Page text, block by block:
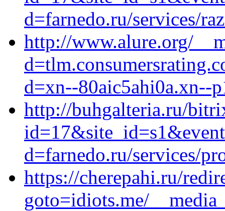
d=farnedo.ru/services/
http://www.alure.org/
d=xn--80aic5ahi0a.xn--
http://buhgalteria.ru/
d=farnedo.ru/services/
https://cherepahi.ru/
goto=idiots.me/